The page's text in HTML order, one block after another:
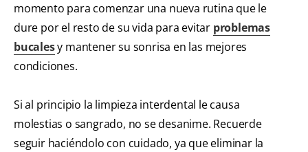
momento para comenzar una nueva rutina que le
dure por el resto de su vida para evitar problemas
bucalesy mantener su sonrisa en las mejores
condiciones.
Si al principio la limpieza interdental le causa
molestias o sangrado, no se desanime. Recuerde
seguir haciéndolo con cuidado, ya que eliminar la